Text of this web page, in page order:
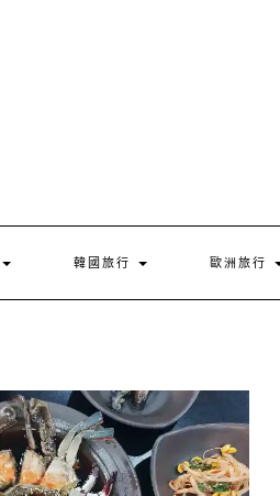
韓國旅行 歐洲旅行